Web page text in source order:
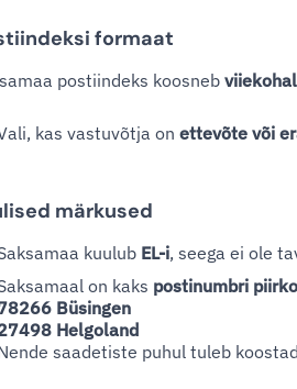
formaat
postiindeks koosneb
kas vastuvõtja on ettevõte või
märkused
kuulub EL-i, seega ei ole
on kaks postinumbri
Büsingen
Helgoland
saadetiste puhul tuleb